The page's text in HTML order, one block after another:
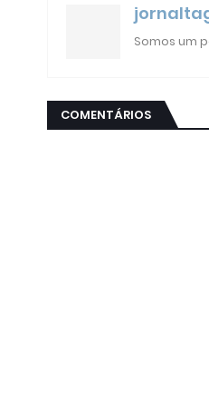
Somos um
COMENTÁRIOS